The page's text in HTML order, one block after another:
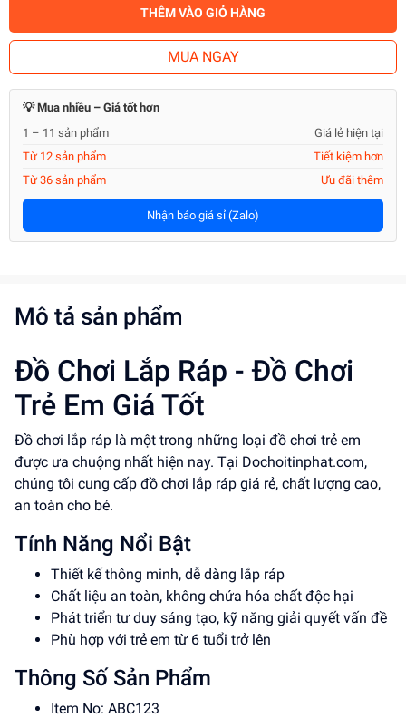
THÊM VÀO GIỎ HÀNG
MUA NGAY
💡 Mua nhiều – Giá tốt hơn
1 – 11 sản phẩm
Giá lẻ hiện tại
Từ 12 sản phẩm
Tiết kiệm hơn
Từ 36 sản phẩm
Ưu đãi thêm
Nhận báo giá sỉ (Zalo)
Mô tả sản phẩm
Đồ Chơi Lắp Ráp - Đồ Chơi
Trẻ Em Giá Tốt
Đồ chơi lắp ráp là một trong những loại đồ chơi trẻ em
được ưa chuộng nhất hiện nay. Tại Dochoitinphat.com,
chúng tôi cung cấp đồ chơi lắp ráp giá rẻ, chất lượng cao,
an toàn cho bé.
Tính Năng Nổi Bật
Thiết kế thông minh, dễ dàng lắp ráp
Chất liệu an toàn, không chứa hóa chất độc hại
Phát triển tư duy sáng tạo, kỹ năng giải quyết vấn đề
Phù hợp với trẻ em từ 6 tuổi trở lên
Thông Số Sản Phẩm
Item No: ABC123